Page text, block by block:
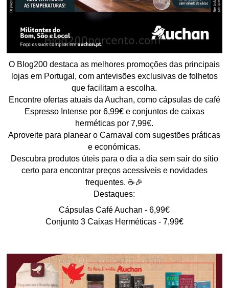
O Blog200 destaca as melhores promoções das principais
lojas em Portugal, com antevisões exclusivas de folhetos
que facilitam a escolha.
Encontre ofertas atuais da Auchan, como cápsulas de café
Espresso Intense por 6,99€ e conjuntos de caixas
herméticas por 7,99€.
Aproveite para planear o Carnaval com sugestões práticas
e económicas.
Descubra produtos úteis para o dia a dia sem sair do sítio
certo para encontrar preços acessíveis e novidades
frequentes. ☕🎉
Destaques:
Cápsulas Café Auchan - 6,99€
Conjunto 3 Caixas Herméticas - 7,99€